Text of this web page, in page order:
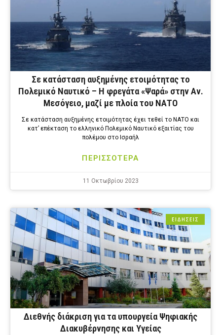
Σε κατάσταση αυξημένης ετοιμότητας το
Πολεμικό Ναυτικό – Η φρεγάτα «Ψαρά» στην Αν.
Μεσόγειο, μαζί με πλοία του ΝΑΤΟ
Σε κατάσταση αυξημένης ετοιμότητας έχει τεθεί το ΝΑΤΟ και
κατ’ επέκταση το ελληνικό Πολεμικό Ναυτικό εξαιτίας του
πολέμου στο Ισραήλ
ΠΕΡΙΣΣΟΤΕΡΑ
11 Οκτωβρίου 2023
ΕΙΔΗΣΕΙΣ
Διεθνής διάκριση για τα υπουργεία Ψηφιακής
Διακυβέρνησης και Υγείας